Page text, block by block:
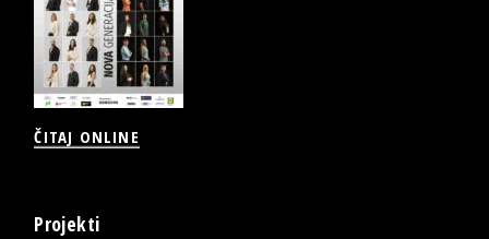
ČITAJ ONLINE
Projekti